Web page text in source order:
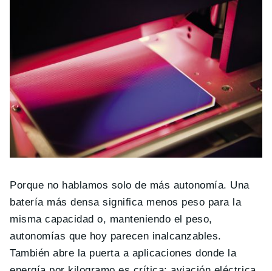
Porque no hablamos solo de más autonomía. Una
batería más densa significa menos peso para la
misma capacidad o, manteniendo el peso,
autonomías que hoy parecen inalcanzables.
También abre la puerta a aplicaciones donde la